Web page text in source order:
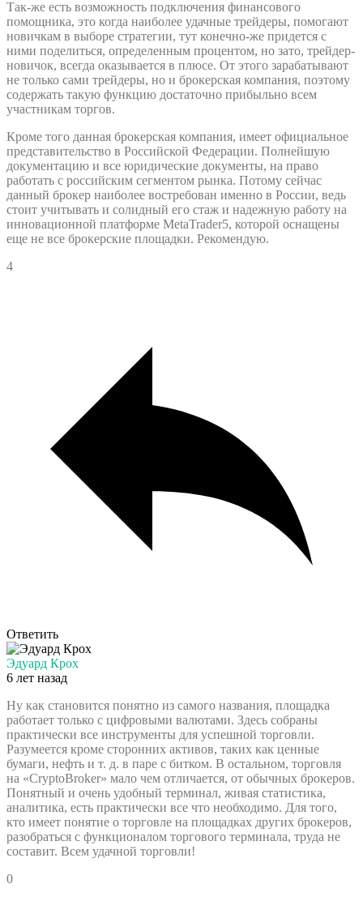
Так-же есть возможность подключения финансового
помощника, это когда наиболее удачные трейдеры, помогают
новичкам в выборе стратегии, тут конечно-же придется с
ними поделиться, определенным процентом, но зато, трейдер-
новичок, всегда оказывается в плюсе. От этого зарабатывают
не только сами трейдеры, но и брокерская компания, поэтому
содержать такую функцию достаточно прибыльно всем
участникам торгов.
Кроме того данная брокерская компания, имеет официальное
представительство в Российской Федерации. Полнейшую
документацию и все юридические документы, на право
работать с российским сегментом рынка. Потому сейчас
данный брокер наиболее востребован именно в России, ведь
стоит учитывать и солидный его стаж и надежную работу на
инновационной платформе MetaTrader5, которой оснащены
еще не все брокерские площадки. Рекомендую.
4
Ответить
Эдуард Крох
6 лет назад
Ну как становится понятно из самого названия, площадка
работает только с цифровыми валютами. Здесь собраны
практически все инструменты для успешной торговли.
Разумеется кроме сторонних активов, таких как ценные
бумаги, нефть и т. д. в паре с битком. В остальном, торговля
на «CryptoBroker» мало чем отличается, от обычных брокеров.
Понятный и очень удобный терминал, живая статистика,
аналитика, есть практически все что необходимо. Для того,
кто имеет понятие о торговле на площадках других брокеров,
разобраться с функционалом торгового терминала, труда не
составит. Всем удачной торговли!
0